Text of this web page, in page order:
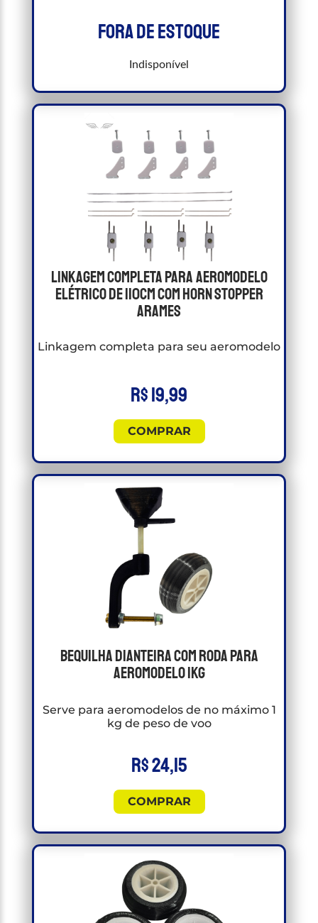
Fora de estoque
Indisponível
Linkagem Completa Para Aeromodelo
Elétrico de 110cm com Horn Stopper
Arames
Linkagem completa para seu aeromodelo
R$19,99
COMPRAR
Bequilha Dianteira Com Roda Para
Aeromodelo 1kg
Serve para aeromodelos de no máximo 1
kg de peso de voo
R$24,15
COMPRAR